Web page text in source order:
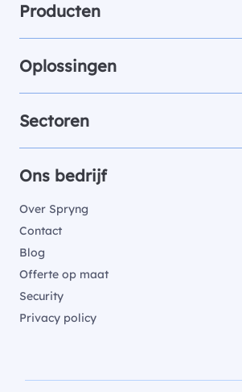
Producten
Oplossingen
Sectoren
Ons bedrijf
Over Spryng
Contact
Blog
Offerte op maat
Security
Privacy policy